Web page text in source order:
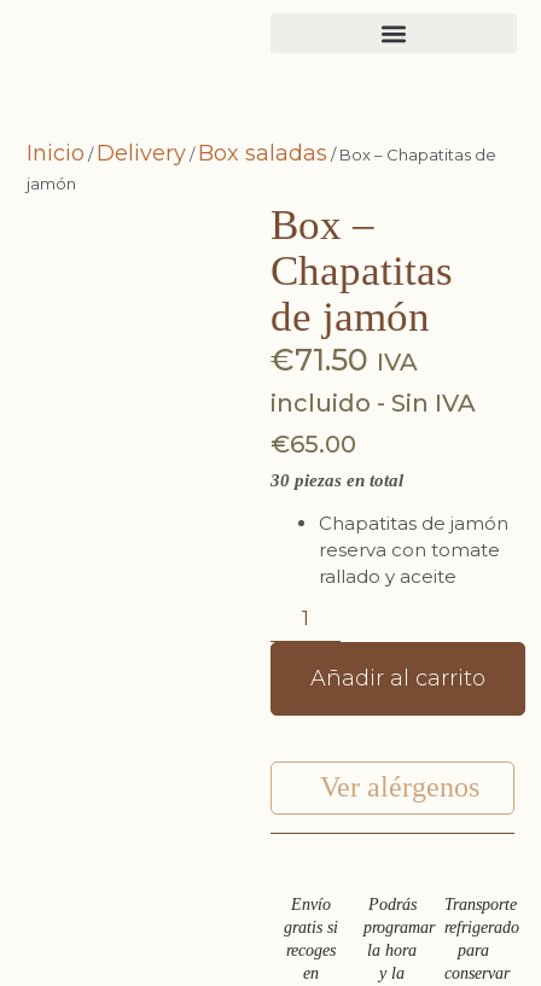
Inicio /Delivery/Box saladas / Box – Chapatitas de
jamón
Box –
Chapatitas
de jamón
€71.50 IVA
incluido - Sin IVA
€65.00
30 piezas en total
Chapatitas de jamón
reserva con tomate
rallado y aceite
Añadir al carrito
Ver alérgenos
Envío
gratis si
recoges
en
Podrás
programar
la hora
y la
Transporte
refrigerado
para
conservar